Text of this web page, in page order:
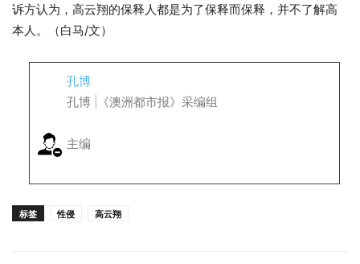
诉方认为，高云翔的保释人都是为了保释而保释，并不了解高
本人。（白马/文）
孔博
孔博 |《澳洲都市报》采编组
主编
标签 性侵 高云翔